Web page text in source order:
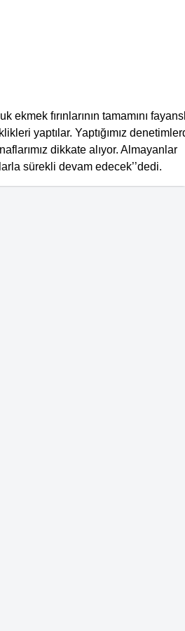
ekmek fırınlarının tamamını
yaptılar. Yaptığımız
dikkate alıyor. Almayanlar
sürekli devam edecek’’dedi.